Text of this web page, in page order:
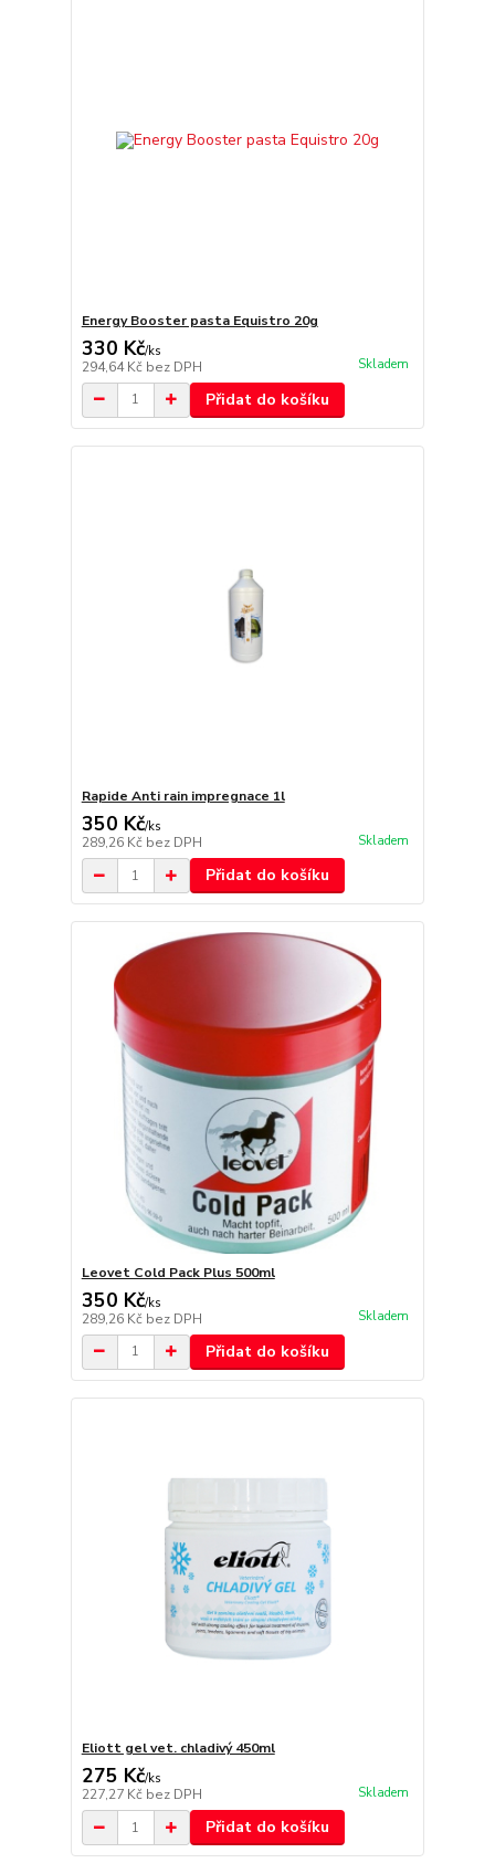
Energy Booster pasta Equistro 20g
330 Kč/ks
294,64 Kč bez DPH Skladem
Přidat do košíku
Rapide Anti rain impregnace 1l
350 Kč/ks
289,26 Kč bez DPH Skladem
Přidat do košíku
Leovet Cold Pack Plus 500ml
350 Kč/ks
289,26 Kč bez DPH Skladem
Přidat do košíku
Eliott gel vet. chladivý 450ml
275 Kč/ks
227,27 Kč bez DPH Skladem
Přidat do košíku